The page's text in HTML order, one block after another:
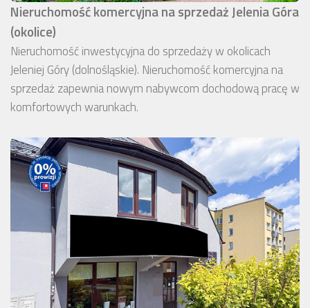
Nieruchomość komercyjna na sprzedaż Jelenia Góra
(okolice)
Nieruchomość inwestycyjna do sprzedaży w okolicach
Jeleniej Góry (dolnośląskie). Nieruchomość komercyjna na
sprzedaż zapewnia nowym nabywcom dochodową pracę w
komfortowych warunkach.